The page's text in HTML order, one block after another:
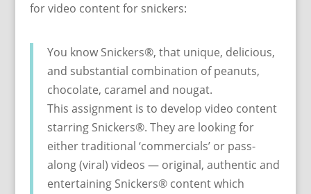
for video content for snickers:
You know Snickers®, that unique, delicious,
and substantial combination of peanuts,
chocolate, caramel and nougat.
This assignment is to develop video content
starring Snickers®. They are looking for
either traditional ‘commercials’ or pass-
along (viral) videos — original, authentic and
entertaining Snickers® content which